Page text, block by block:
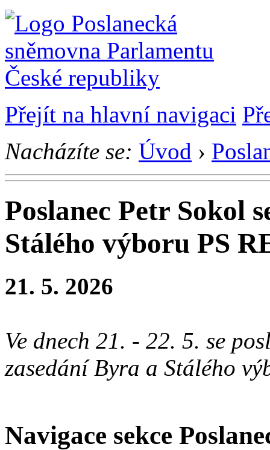
Přejít na hlavní navigaci
Nacházíte se: Úvod ›
Poslanec Petr Sokol
Stálého výboru PS
21. 5. 2026
Ve dnech 21. - 22. 5. se
zasedání Byra a Stálého
Navigace sekce